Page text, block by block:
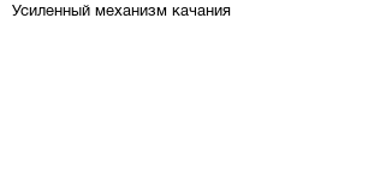
Усиленный механизм качания